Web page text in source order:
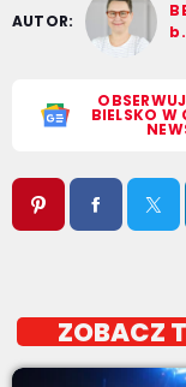
AUTOR:
BIELSKO W
ZOBACZ